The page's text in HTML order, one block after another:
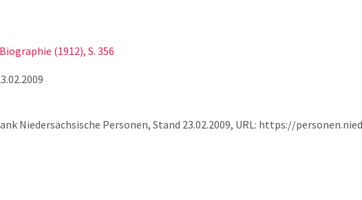
(1912), S. 356
Niedersächsische Personen, Stand 23.02.2009, URL: https://